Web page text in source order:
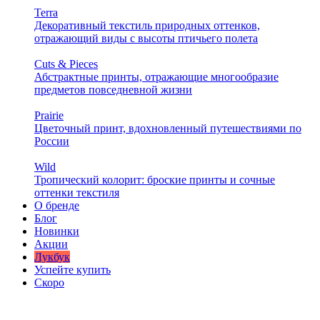
Terra
Декоративный текстиль природных оттенков,
отражающий виды с высоты птичьего полета
Cuts & Pieces
Абстрактные принты, отражающие многообразие
предметов повседневной жизни
Prairie
Цветочный принт, вдохновленный путешествиями по
России
Wild
Тропический колорит: броские принты и сочные
оттенки текстиля
О бренде
Блог
Новинки
Акции
Лукбук
Успейте купить
Скоро